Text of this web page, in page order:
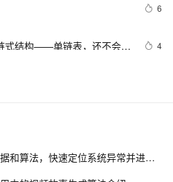
6
式结构——单链表，还不会你
4
剖析 + 实现（附源码）
接散列表的实现
构、索引结构、散列结构）
智能运维赛（复赛）：利用数据和算法，快速定位系统异常并进行根因分析